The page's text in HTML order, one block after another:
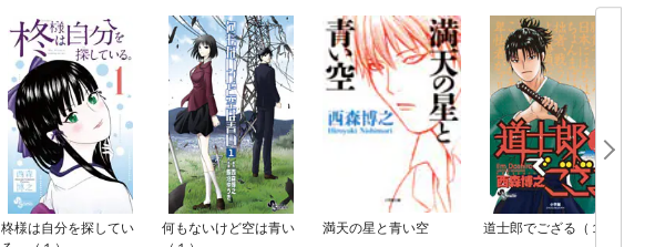
柊様は自分を探してい
何もないけど空は青い
満天の星と青い空
道士郎でござる（１）